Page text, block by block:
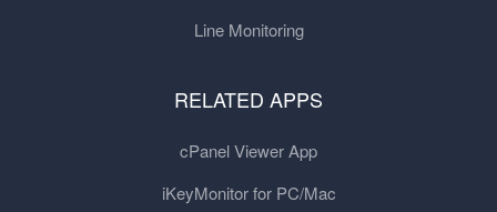
Line Monitoring
RELATED APPS
cPanel Viewer App
iKeyMonitor for PC/Mac